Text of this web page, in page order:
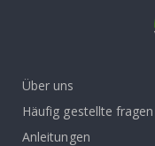
Über uns
Häufig gestellte fragen
Anleitungen